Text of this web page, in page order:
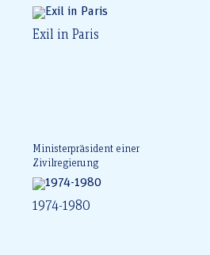
Exil in Paris
Ministerpräsident einer
Zivilregierung
1974-1980